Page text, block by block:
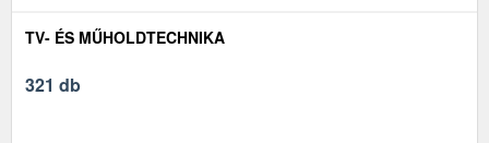
TV- ÉS MŰHOLDTECHNIKA
321 db